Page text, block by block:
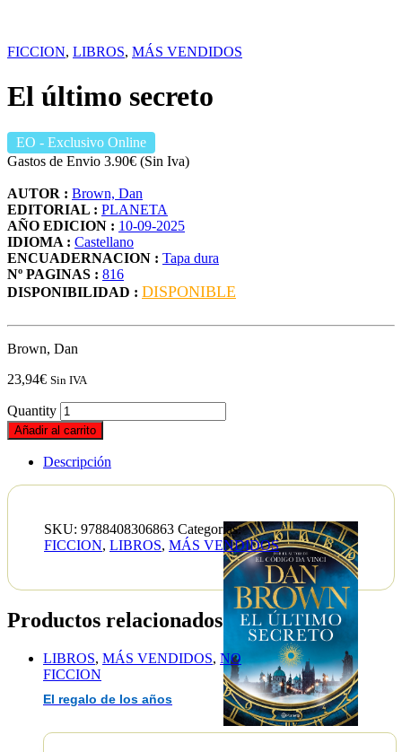
FICCION, LIBROS, MÁS VENDIDOS
El último secreto
EO - Exclusivo Online
Gastos de Envio 3.90€ (Sin Iva)
AUTOR : Brown, Dan
EDITORIAL : PLANETA
AÑO EDICION : 10-09-2025
IDIOMA : Castellano
ENCUADERNACION : Tapa dura
Nº PAGINAS : 816
DISPONIBILIDAD : DISPONIBLE
Brown, Dan
23,94€ Sin IVA
Quantity
Añadir al carrito
Descripción
EAN :9788408306863
SKU: 9788408306863 Categorías:
FICCION, LIBROS, MÁS VENDIDOS
Productos relacionados
LIBROS, MÁS VENDIDOS, NO
FICCION
El regalo de los años